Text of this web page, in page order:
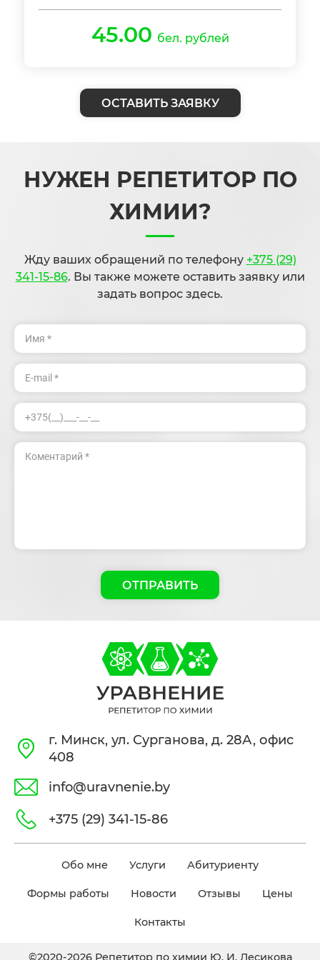
45.00 бел. рублей
ОСТАВИТЬ ЗАЯВКУ
НУЖЕН РЕПЕТИТОР ПО
ХИМИИ?
Жду ваших обращений по телефону +375 (29)
341-15-86. Вы также можете оставить заявку или
задать вопрос здесь.
ОТПРАВИТЬ
г. Минск, ул. Сурганова, д. 28А, офис
408
info@uravnenie.by
+375 (29) 341-15-86
Обо мне Услуги Абитуриенту
Формы работы Новости Отзывы Цены
Контакты
©2020-2026 Репетитор по химии Ю. И. Лесикова